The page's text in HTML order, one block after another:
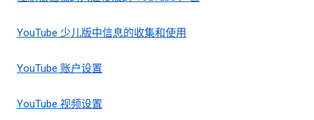
YouTube 少儿版中信息的收集和使用
YouTube 账户设置
YouTube 视频设置